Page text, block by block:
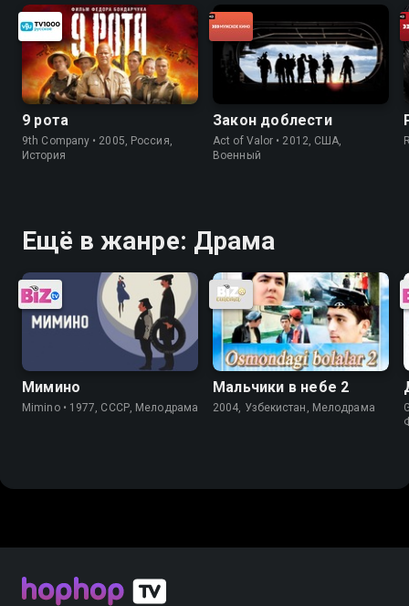
9 рота
9th Company • 2005, Россия,
История
Закон доблести
Act of Valor • 2012, США,
Военный
Ещё в жанре: Драма
Мимино
Mimino • 1977, СССР, Мелодрама
Мальчики в небе 2
2004, Узбекистан, Мелодрама